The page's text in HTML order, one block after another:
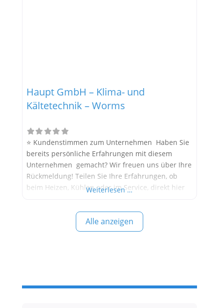
Haupt GmbH – Klima- und
Kältetechnik – Worms
⭐ Kundenstimmen zum Unternehmen Haben Sie
bereits persönliche Erfahrungen mit diesem
Unternehmen gemacht? Wir freuen uns über Ihre
Rückmeldung! Teilen Sie Ihre Erfahrungen, ob
beim Heizen, Kühlen oder im Service, direkt hier
helfen anderen Interessenten bei der
Anbieterauswahl. Sollten Sie eine kritische
Meinung äußern, so geben Sie diese bitte mit
Weiterlesen …
Alle anzeigen